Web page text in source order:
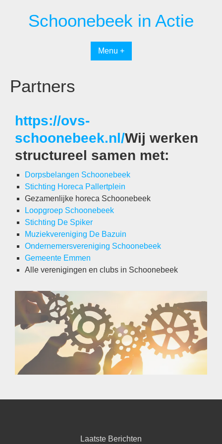
Schoonebeek in Actie
Menu +
Partners
https://ovs-
schoonebeek.nl/Wij werken
structureel samen met:
Dorpsbelangen Schoonebeek
Stichting Horeca Pallertplein
Gezamenlijke horeca Schoonebeek
Loopgroep Schoonebeek
Stichting De Spiker
Muziekvereniging De Bazuin
Ondernemersvereniging Schoonebeek
Gemeente Emmen
Alle verenigingen en clubs in Schoonebeek
Laatste Berichten